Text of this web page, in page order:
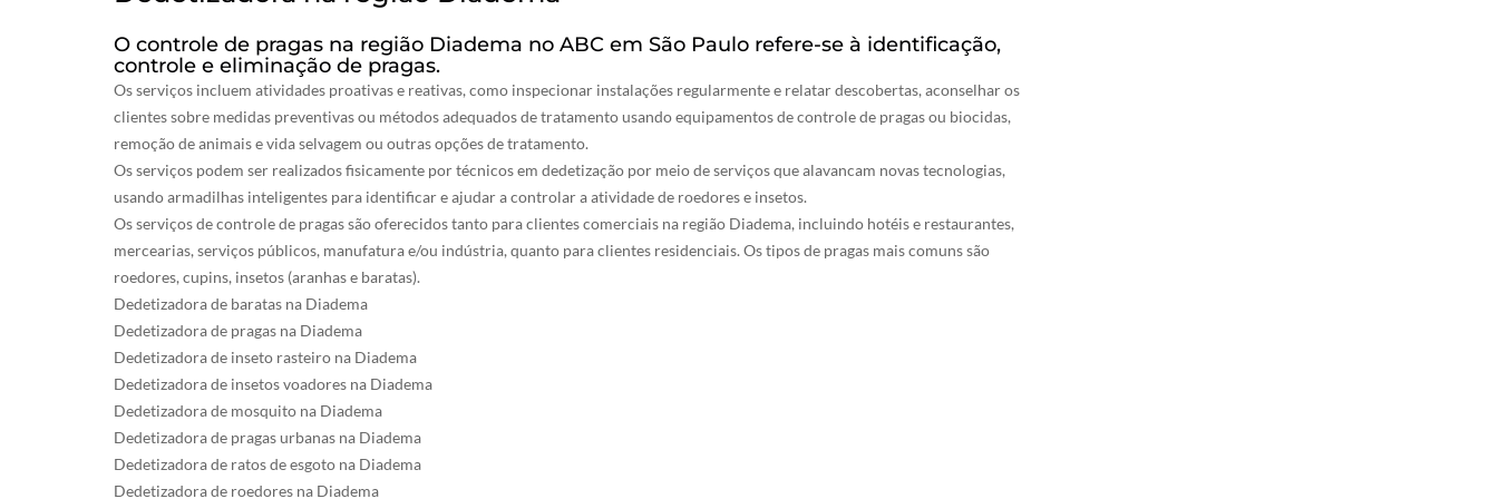
O controle de pragas na região Diadema no ABC em São Paulo refere-se à identificação,
controle e eliminação de pragas.
Os serviços incluem atividades proativas e reativas, como inspecionar instalações regularmente e relatar descobertas, aconselhar os
clientes sobre medidas preventivas ou métodos adequados de tratamento usando equipamentos de controle de pragas ou biocidas,
remoção de animais e vida selvagem ou outras opções de tratamento.
Os serviços podem ser realizados fisicamente por técnicos em dedetização por meio de serviços que alavancam novas tecnologias,
usando armadilhas inteligentes para identificar e ajudar a controlar a atividade de roedores e insetos.
Os serviços de controle de pragas são oferecidos tanto para clientes comerciais na região Diadema, incluindo hotéis e restaurantes,
mercearias, serviços públicos, manufatura e/ou indústria, quanto para clientes residenciais. Os tipos de pragas mais comuns são
roedores, cupins, insetos (aranhas e baratas).
Dedetizadora de baratas na Diadema
Dedetizadora de pragas na Diadema
Dedetizadora de inseto rasteiro na Diadema
Dedetizadora de insetos voadores na Diadema
Dedetizadora de mosquito na Diadema
Dedetizadora de pragas urbanas na Diadema
Dedetizadora de ratos de esgoto na Diadema
Dedetizadora de roedores na Diadema